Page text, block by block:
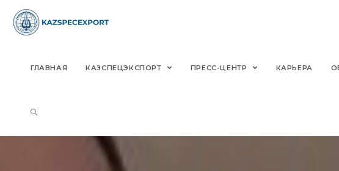
content
ГЛАВНАЯ КАЗСПЕЦЭКСПОРТ ПРЕСС-ЦЕНТР КАРЬЕРА